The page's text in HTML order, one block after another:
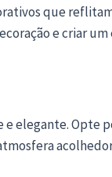
que
e criar
elegante. Opte